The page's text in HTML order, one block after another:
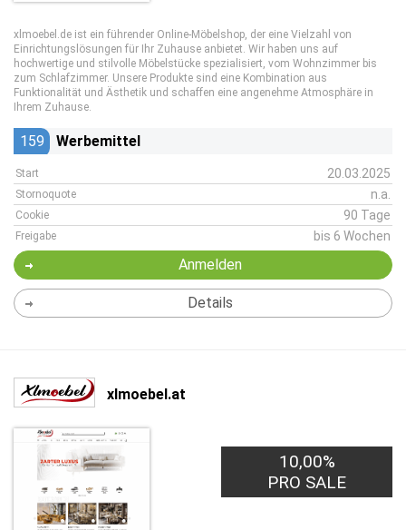
xlmoebel.de ist ein führender Online-Möbelshop, der eine Vielzahl von
Einrichtungslösungen für Ihr Zuhause anbietet. Wir haben uns auf
hochwertige und stilvolle Möbelstücke spezialisiert, vom Wohnzimmer bis
zum Schlafzimmer. Unsere Produkte sind eine Kombination aus
Funktionalität und Ästhetik und schaffen eine angenehme Atmosphäre in
Ihrem Zuhause.
159 Werbemittel
Start 20.03.2025
Stornoquote n.a.
Cookie 90 Tage
Freigabe bis 6 Wochen
Anmelden
Details
xlmoebel.at
10,00%
PRO SALE